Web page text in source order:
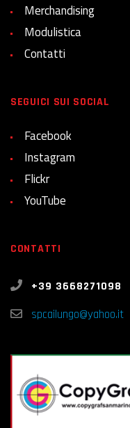
Merchandising
Modulistica
Contatti
SEGUICI SUI SOCIAL
Facebook
Instagram
Flickr
YouTube
CONTATTI
+39 3668271098
spcailungo@yahoo.it